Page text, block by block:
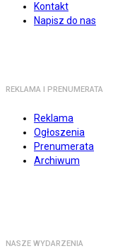
Kontakt
Napisz do nas
REKLAMA I PRENUMERATA
Reklama
Ogłoszenia
Prenumerata
Archiwum
NASZE WYDARZENIA